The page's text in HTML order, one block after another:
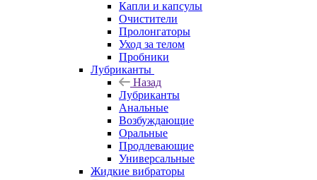
Капли и капсулы
Очистители
Пролонгаторы
Уход за телом
Пробники
Лубриканты
Назад
Лубриканты
Анальные
Возбуждающие
Оральные
Продлевающие
Универсальные
Жидкие вибраторы